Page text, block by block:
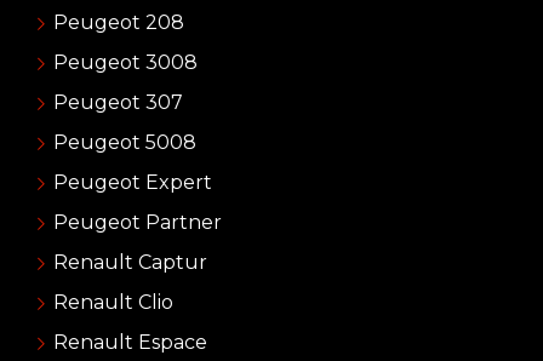
Peugeot 208
Peugeot 3008
Peugeot 307
Peugeot 5008
Peugeot Expert
Peugeot Partner
Renault Captur
Renault Clio
Renault Espace